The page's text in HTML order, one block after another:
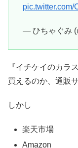
pic.twitter.com/
— ひちゃぐみ
『イチケイのカラ
買えるのか、通販
しかし
楽天市場
Amazon